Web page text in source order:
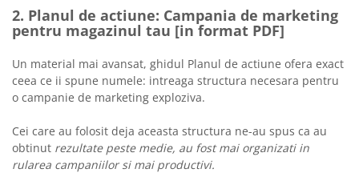
2. Planul de actiune: Campania de marketing
pentru magazinul tau [in format PDF]
Un material mai avansat, ghidul Planul de actiune ofera exact
ceea ce ii spune numele: intreaga structura necesara pentru
o campanie de marketing exploziva.
Cei care au folosit deja aceasta structura ne-au spus ca au
obtinut rezultate peste medie, au fost mai organizati in
rularea campaniilor si mai productivi.